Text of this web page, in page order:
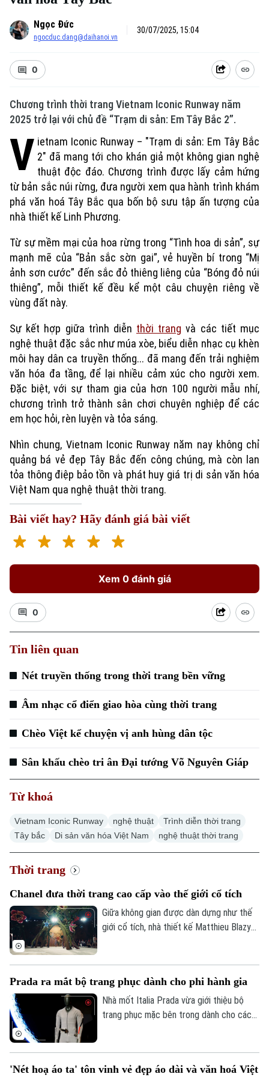
Xu hướng
Chuyên mục
Ngọc Đức
ngocduc.dang@daihanoi.vn
30/07/2025, 15:04
0
Chương trình thời trang Vietnam Iconic Runway năm
2025 trở lại với chủ đề “Trạm di sản: Em Tây Bắc 2”.
V ietnam Iconic Runway – "Trạm di sản: Em Tây Bắc
2" đã mang tới cho khán giả một không gian nghệ
thuật độc đáo. Chương trình được lấy cảm hứng
từ bản sắc núi rừng, đưa người xem qua hành trình khám
phá văn hoá Tây Bắc qua bốn bộ sưu tập ấn tượng của
nhà thiết kế Linh Phương.
Từ sự mềm mại của hoa rừng trong “Tình hoa di sản”, sự
mạnh mẽ của “Bản sắc sờn gai”, vẻ huyền bí trong “Mị
ảnh sơn cước” đến sắc đỏ thiêng liêng của “Bóng đỏ núi
thiêng”, mỗi thiết kế đều kể một câu chuyện riêng về
vùng đất này.
Sự kết hợp giữa trình diễn thời trang và các tiết mục
nghệ thuật đặc sắc như múa xòe, biểu diễn nhạc cụ khèn
môi hay dân ca truyền thống... đã mang đến trải nghiệm
văn hóa đa tầng, để lại nhiều cảm xúc cho người xem.
Đặc biệt, với sự tham gia của hơn 100 người mẫu nhí,
chương trình trở thành sân chơi chuyên nghiệp để các
em học hỏi, rèn luyện và tỏa sáng.
Nhìn chung, Vietnam Iconic Runway năm nay không chỉ
quảng bá vẻ đẹp Tây Bắc đến công chúng, mà còn lan
tỏa thông điệp bảo tồn và phát huy giá trị di sản văn hóa
Việt Nam qua nghệ thuật thời trang.
Bài viết hay? Hãy đánh giá bài viết
Xem 0 đánh giá
0
Tin liên quan
Nét truyền thống trong thời trang bền vững
Âm nhạc cổ điển giao hòa cùng thời trang
Chèo Việt kể chuyện vị anh hùng dân tộc
Sân khấu chèo tri ân Đại tướng Võ Nguyên Giáp
Từ khoá
Vietnam Iconic Runway nghệ thuật
Trình diễn thời trang
Tây bắc
Di sản văn hóa Việt Nam nghệ thuật thời trang
Thời trang
Chanel đưa thời trang cao cấp vào thế giới cổ tích
Giữa không gian được dàn dựng như thế
giới cổ tích, nhà thiết kế Matthieu Blazy
tượng với các thiết kế kinh điển làm nên
bản sắc thương hiệu.
Prada ra mắt bộ trang phục dành cho phi hành gia
Nhà mốt Italia Prada vừa giới thiệu bộ
trang phục mặc bên trong dành cho các
'Nét hoạ áo ta' tôn vinh vẻ đẹp áo dài và văn hoá Việt